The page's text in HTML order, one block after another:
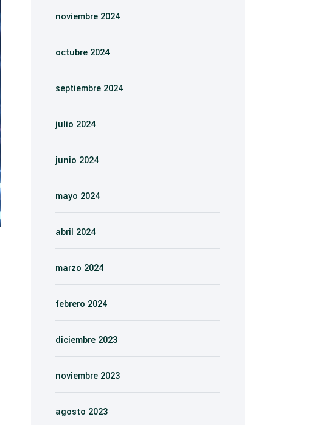
noviembre 2024
octubre 2024
septiembre 2024
julio 2024
junio 2024
mayo 2024
abril 2024
marzo 2024
febrero 2024
diciembre 2023
noviembre 2023
agosto 2023